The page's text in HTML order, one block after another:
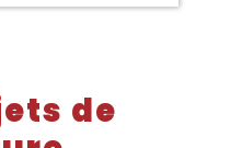
de